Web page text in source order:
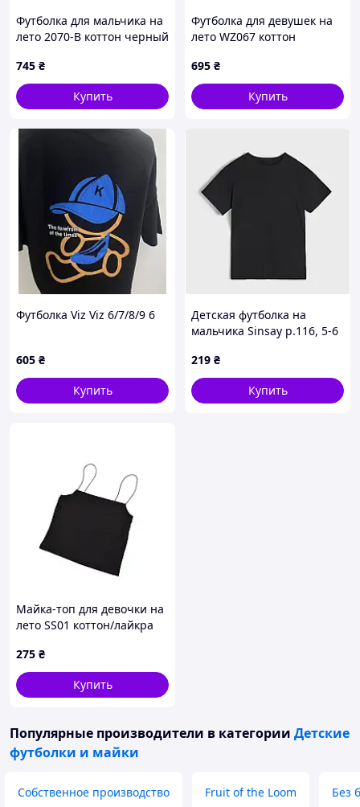
Футболка для мальчика на
лето 2070-B коттон черный
745 ₴
Купить
Футболка для девушек на
лето WZ067 коттон
130(р)
695 ₴
Купить
Футболка Viz Viz 6/7/8/9 6
605 ₴
Купить
Детская футболка на
мальчика Sinsay р.116, 5-6
219 ₴
Купить
Майка-топ для девочки на
лето SS01 коттон/лайкра
база S(р)
275 ₴
Купить
Популярные производители в категории Детские
футболки и майки
Собственное производство Fruit of the Loom Без